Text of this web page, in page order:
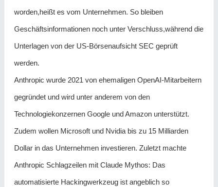
worden,heißt es vom Unternehmen. So bleiben
Geschäftsinformationen noch unter Verschluss,während die
Unterlagen von der US-Börsenaufsicht SEC geprüft
werden.
Anthropic wurde 2021 ‌von ​ehemaligen OpenAI-Mitarbeitern
gegründet und wird unter anderem von den
Technologiekonzernen Google und Amazon unterstützt.
Zudem wollen Microsoft ​und Nvidia bis zu ⁠15 Milliarden
Dollar in das ​Unternehmen investieren. Zuletzt machte
Anthropic Schlagzeilen mit Claude Mythos: Das
automatisierte Hackingwerkzeug ist angeblich so